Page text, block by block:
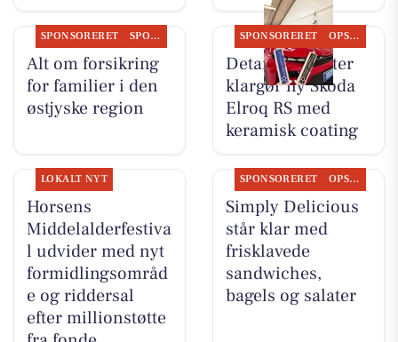
SPONSORERET SPONSORERET INDHOLD
Alt om forsikring
for familier i den
østjyske region
SPONSORERET OPSLAGSTAVLEN
Detailing Center
klargør ny Skoda
Elroq RS med
keramisk coating
LOKALT NYT
Horsens
Middelalderfestiva
l udvider med nyt
formidlingsområd
e og riddersal
efter millionstøtte
SPONSORERET OPSLAGSTAVLEN
Simply Delicious
står klar med
frisklavede
sandwiches,
bagels og salater